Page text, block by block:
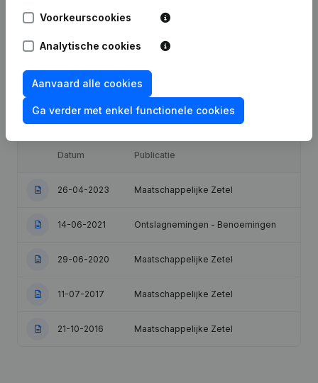
Publicaties van Monim
Datum Publicatie
26-04-2023 Maatschappelijke Zetel
14-06-2021 Ontslagnemingen - Benoemingen
29-06-2020 Maatschappelijke Zetel
11-07-2017 Maatschappelijke Zetel
21-10-2016 Maatschappelijke Zetel
Voorkeurscookies
Analytische cookies
Aanvaard alle cookies
Ga verder met enkel functionele cookies